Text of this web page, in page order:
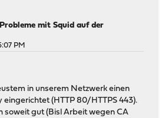
Probleme mit Squid auf der
PM
in unserem Netzwerk einen
(HTTP 80/HTTPS 443).
soweit gut (Bisl Arbeit wegen CA